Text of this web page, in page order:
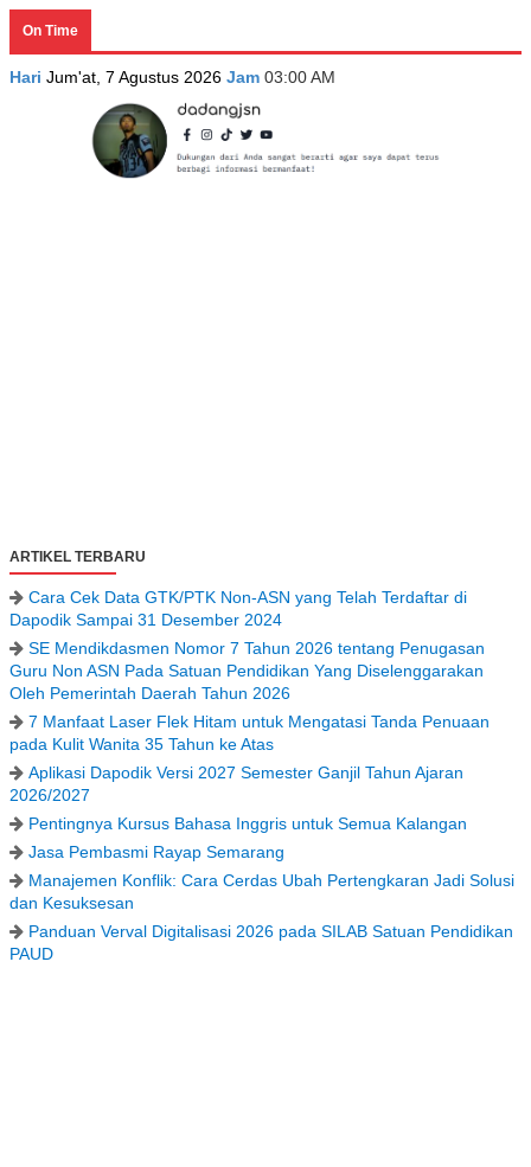
On Time
Hari Jum'at, 7 Agustus 2026 Jam 03:00 AM
ARTIKEL TERBARU
Cara Cek Data GTK/PTK Non-ASN yang Telah Terdaftar di
Dapodik Sampai 31 Desember 2024
SE Mendikdasmen Nomor 7 Tahun 2026 tentang Penugasan
Guru Non ASN Pada Satuan Pendidikan Yang Diselenggarakan
Oleh Pemerintah Daerah Tahun 2026
7 Manfaat Laser Flek Hitam untuk Mengatasi Tanda Penuaan
pada Kulit Wanita 35 Tahun ke Atas
Aplikasi Dapodik Versi 2027 Semester Ganjil Tahun Ajaran
2026/2027
Pentingnya Kursus Bahasa Inggris untuk Semua Kalangan
Jasa Pembasmi Rayap Semarang
Manajemen Konflik: Cara Cerdas Ubah Pertengkaran Jadi Solusi
dan Kesuksesan
Panduan Verval Digitalisasi 2026 pada SILAB Satuan Pendidikan
PAUD